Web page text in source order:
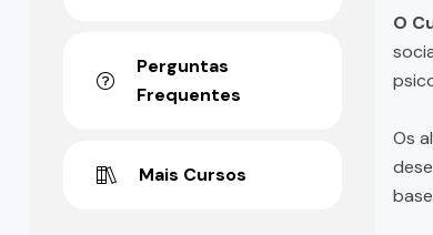
O
Os
Perguntas
Frequentes
Mais Cursos